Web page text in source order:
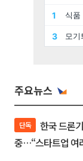
주요뉴스
단독
중…“스타트업 여